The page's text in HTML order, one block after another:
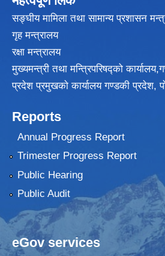
सङ्घीय मामिला तथा सामान्य प्रशासन
गृह मन्त्रालय
रक्षा मन्त्रालय
मुख्यमन्त्री तथा मन्त्रिपरिषद्को
प्रदेश प्रमुखकाे कार्यालय गण्डकी प्रदेश,
Reports
Annual Progress Report
Trimester Progress Report
Public Hearing
Public Audit
eGov services